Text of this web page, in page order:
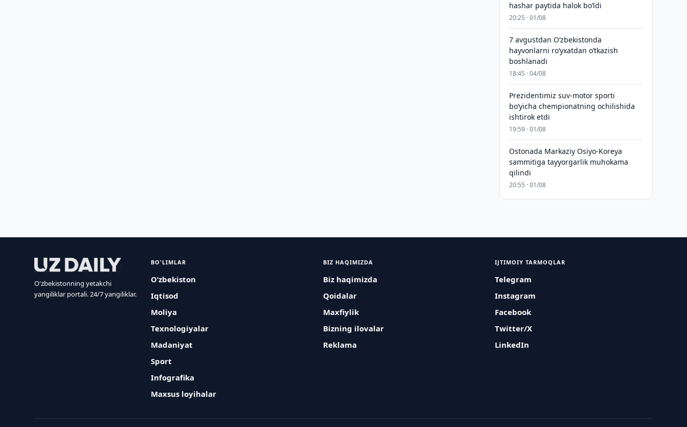
hashar paytida halok bo‘ldi
20:25 · 01/08
7 avgustdan O‘zbekistonda
hayvonlarni ro‘yxatdan o‘tkazish
boshlanadi
18:45 · 04/08
Prezidentimiz suv-motor sporti
bo‘yicha chempionatning ochilishida
ishtirok etdi
19:59 · 01/08
Ostonada Markaziy Osiyo-Koreya
sammitiga tayyorgarlik muhokama
qilindi
20:55 · 01/08
O'zbekistonning yetakchi
yangiliklar portali. 24/7 yangiliklar.
BO'LIMLAR
O‘zbekiston
Iqtisod
Moliya
Texnologiyalar
Madaniyat
Sport
Infografika
Maxsus loyihalar
BIZ HAQIMIZDA
Biz haqimizda
Qoidalar
Maxfiylik
Bizning ilovalar
Reklama
IJTIMOIY TARMOQLAR
Telegram
Instagram
Facebook
Twitter/X
LinkedIn